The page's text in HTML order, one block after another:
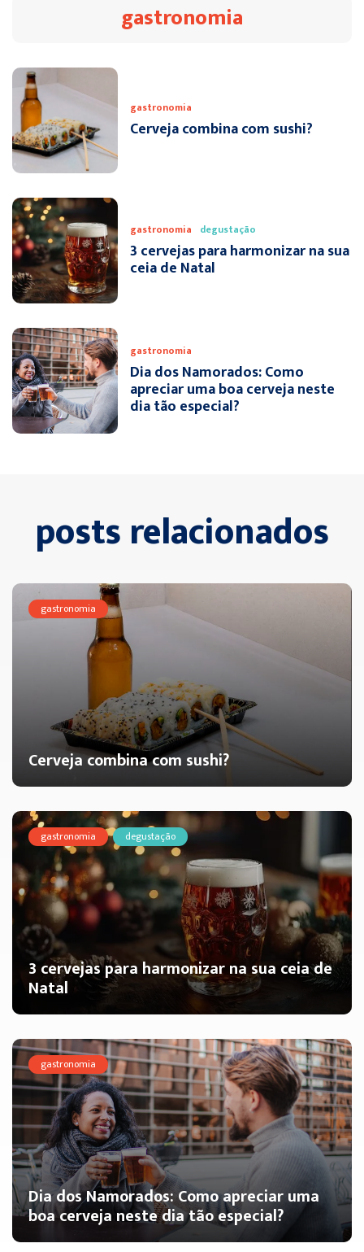
gastronomia
gastronomia
Cerveja combina com sushi?
gastronomia degustação
3 cervejas para harmonizar na sua
ceia de Natal
gastronomia
Dia dos Namorados: Como
apreciar uma boa cerveja neste
dia tão especial?
posts relacionados
gastronomia
Cerveja combina com sushi?
gastronomia degustação
3 cervejas para harmonizar na sua ceia de
Natal
gastronomia
Dia dos Namorados: Como apreciar uma
boa cerveja neste dia tão especial?